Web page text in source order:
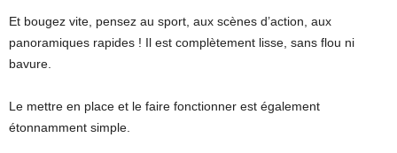
Et bougez vite, pensez au sport, aux scènes d’action, aux
panoramiques rapides ! Il est complètement lisse, sans flou ni
bavure.
Le mettre en place et le faire fonctionner est également
étonnamment simple.